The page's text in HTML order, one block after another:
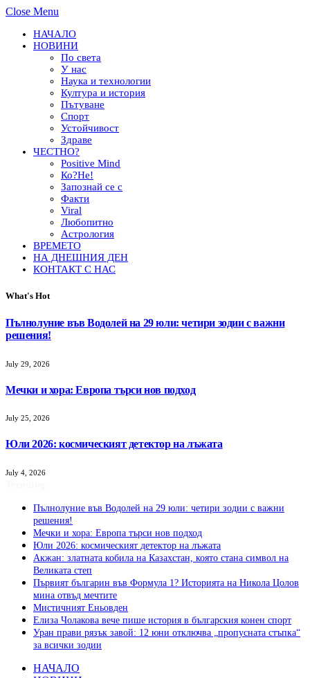
Close Menu
НАЧАЛО
НОВИНИ
По света
У нас
Наука и технологии
Култура и история
Пътуване
Спорт
Устойчивост
Здраве
ЧЕСТНО?
Positive Mind
Ко?Не!
Запознай се с
Факти
Viral
Любопитно
Астрология
ВРЕМЕТО
НА ДНЕШНИЯ ДЕН
КОНТАКТ С НАС
What's Hot
Пълнолуние във Водолей на 29 юли: четири зодии с важни
решения!
July 29, 2026
Мечки и хора: Европа търси нов подход
July 25, 2026
Юли 2026: космическият детектор на лъжата
July 4, 2026
Пълнолуние във Водолей на 29 юли: четири зодии с важни
решения!
Мечки и хора: Европа търси нов подход
Юли 2026: космическият детектор на лъжата
Акжан: златната кобила на Казахстан, която стана символ на
Великата степ
Първият българин във Формула 1? Историята на Никола Цолов
мина отвъд мечтите
Мистичният Eньовден
Елиза Чолакова вече пише история в българския конен спорт
Уран прави рязък завой: 12 юни отключва „пропусната стъпка“
за всички зодии
НАЧАЛО